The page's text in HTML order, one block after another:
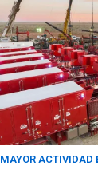
MAYOR ACTIVIDAD